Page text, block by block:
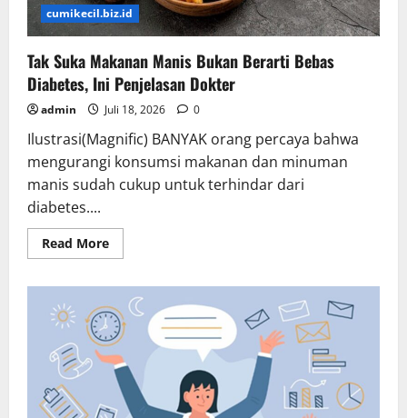
cumikecil.biz.id
Tak Suka Makanan Manis Bukan Berarti Bebas
Diabetes, Ini Penjelasan Dokter
admin Juli 18, 2026 0
Ilustrasi(Magnific) BANYAK orang percaya bahwa
mengurangi konsumsi makanan dan minuman
manis sudah cukup untuk terhindar dari
diabetes....
Read MoreRead
more
Suka
Makanan
Manis
Bukan
Berarti
Bebas
Diabetes,
Ini
Penjelasan
Dokter